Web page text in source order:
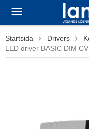
Startsida Drivers
LED driver BASIC DIM